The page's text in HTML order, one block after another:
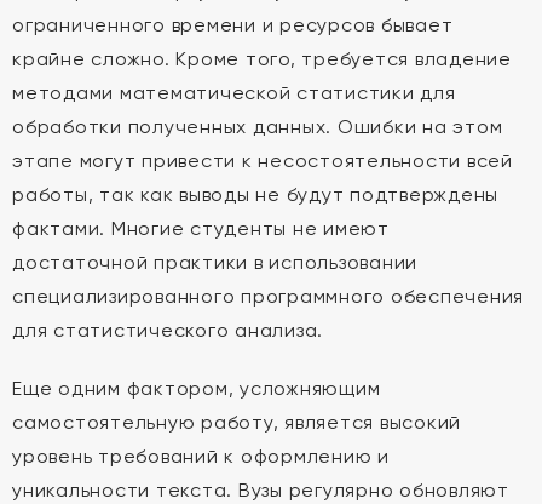
ограниченного времени и ресурсов бывает
крайне сложно. Кроме того, требуется владение
методами математической статистики для
обработки полученных данных. Ошибки на этом
этапе могут привести к несостоятельности всей
работы, так как выводы не будут подтверждены
фактами. Многие студенты не имеют
достаточной практики в использовании
специализированного программного обеспечения
для статистического анализа.
Еще одним фактором, усложняющим
самостоятельную работу, является высокий
уровень требований к оформлению и
уникальности текста. Вузы регулярно обновляют